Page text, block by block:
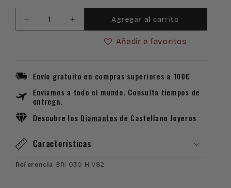
Reducir
cantidad
Talla
de
0,30
Quilates
Aumentar
cantidad
Talla
de
Quilates
Agregar al carrito
Añadir a favoritos
Envío gratuito en compras superiores a 100€
Enviamos a todo el mundo. Consulta tiempos de
entrega.
Descubre los Diamantes de Castellano Joyeros
Características
Referencia: BRI-030-H-VS2